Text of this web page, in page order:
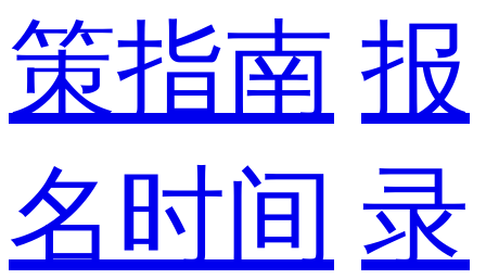
策指南 报
名时间 录